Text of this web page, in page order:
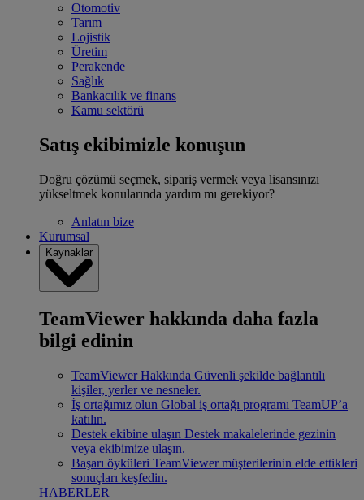
Otomotiv
Tarım
Lojistik
Üretim
Perakende
Sağlık
Bankacılık ve finans
Kamu sektörü
Satış ekibimizle konuşun
Doğru çözümü seçmek, sipariş vermek veya lisansınızı
yükseltmek konularında yardım mı gerekiyor?
Anlatın bize
Kurumsal
Kaynaklar
TeamViewer hakkında daha fazla
bilgi edinin
TeamViewer Hakkında Güvenli şekilde bağlantılı
kişiler, yerler ve nesneler.
İş ortağımız olun Global iş ortağı programı TeamUP’a
katılın.
Destek ekibine ulaşın Destek makalelerinde gezinin
veya ekibimize ulaşın.
Başarı öyküleri TeamViewer müşterilerinin elde ettikleri
sonuçları keşfedin.
HABERLER